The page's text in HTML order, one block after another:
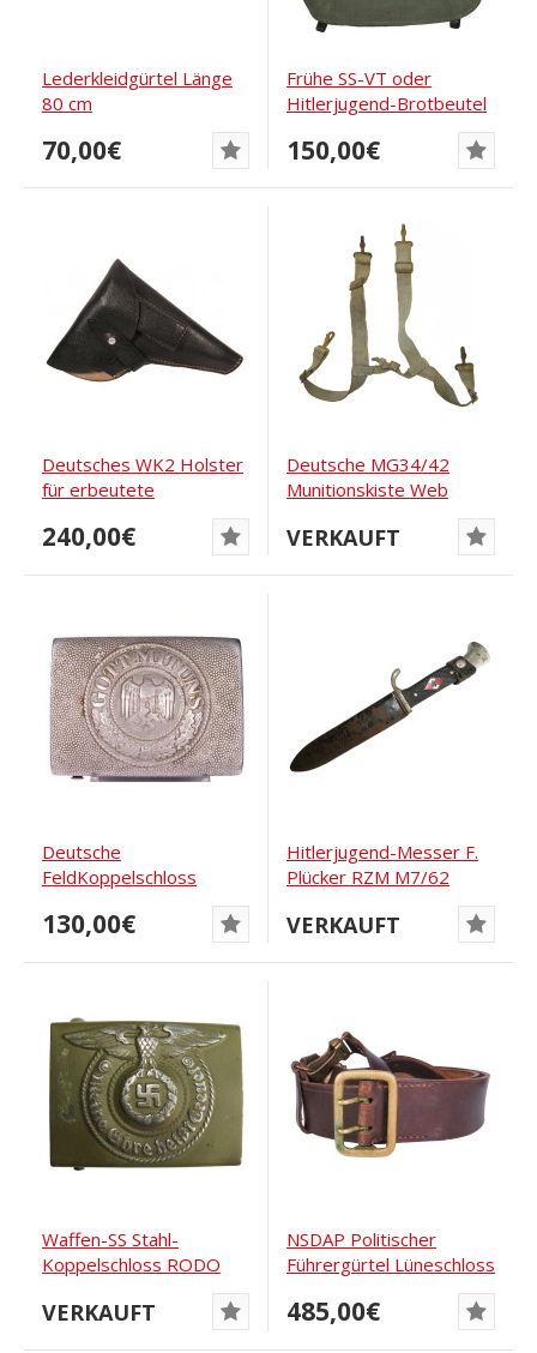
Lederkleidgürtel Länge
80 cm
70,00€
Frühe SS-VT oder
Hitlerjugend-Brotbeutel
150,00€
Deutsches WK2 Holster
für erbeutete
französische Pistole...
240,00€
Deutsche MG34/42
Munitionskiste Web
Carrier H-Straps Set,...
VERKAUFT
Deutsche
FeldKoppelschloss
130,00€
Hitlerjugend-Messer F.
Plücker RZM M7/62
VERKAUFT
Waffen-SS Stahl-
Koppelschloss RODO
VERKAUFT
NSDAP Politischer
Führergürtel Lüneschloss
485,00€